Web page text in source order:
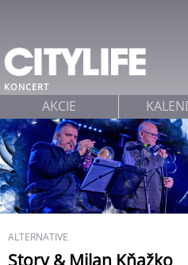
KONCERT
ALTERNATIVE
Story & Milan Kňažko
AKCIE